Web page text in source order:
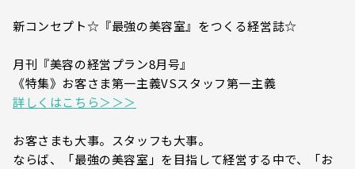
新コンセプト☆『最強の美容室』をつくる経営誌☆
月刊『美容の経営プラン8月号』
《特集》お客さま第一主義VSスタッフ第一主義
詳しくはこちら＞＞＞
お客さまも大事。スタッフも大事。
ならば、「最強の美容室」を目指して経営する中で、「お